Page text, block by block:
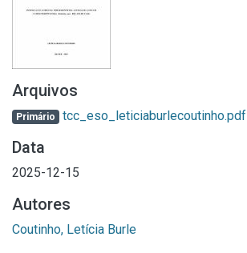
Arquivos
Primário tcc_eso_leticiaburlecoutinho.pdf
Data
2025-12-15
Autores
Coutinho, Letícia Burle